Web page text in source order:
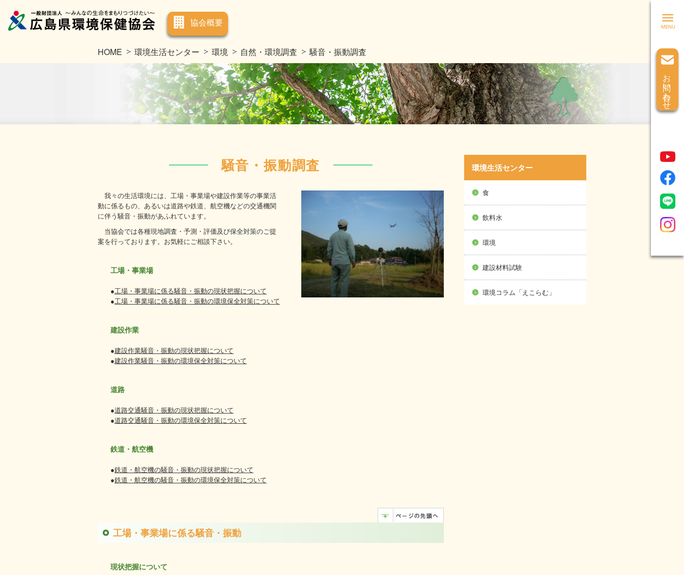
協会概要
お問い合わせ
HOME 環境生活センター 環境 自然・環境調査 騒音・振動調査
騒音・振動調査
我々の生活環境には、工場・事業場や建設作業等の事業活
動に係るもの、あるいは道路や鉄道、航空機などの交通機関
に伴う騒音・振動があふれています。
当協会では各種現地調査・予測・評価及び保全対策のご提
案を行っております。お気軽にご相談下さい。
工場・事業場
●工場・事業場に係る騒音・振動の現状把握について
●工場・事業場に係る騒音・振動の環境保全対策について
建設作業
●建設作業騒音・振動の現状把握について
●建設作業騒音・振動の環境保全対策について
道路
●道路交通騒音・振動の現状把握について
●道路交通騒音・振動の環境保全対策について
鉄道・航空機
●鉄道・航空機の騒音・振動の現状把握について
●鉄道・航空機の騒音・振動の環境保全対策について
工場・事業場に係る騒音・振動
現状把握について
環境生活センター
食
飲料水
環境
建設材料試験
環境コラム「えこらむ」